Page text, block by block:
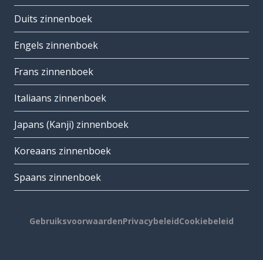
Duits zinnenboek
Engels zinnenboek
Frans zinnenboek
Italiaans zinnenboek
Japans (Kanji) zinnenboek
Koreaans zinnenboek
Spaans zinnenboek
GebruiksvoorwaardenPrivacybeleidCookiebeleid